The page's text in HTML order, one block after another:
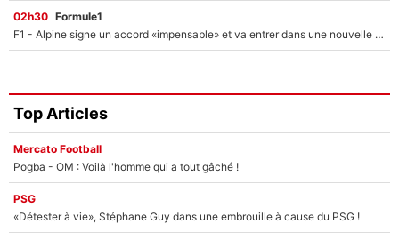
02h30 Formule1
F1 - Alpine signe un accord «impensable» et va entrer dans une nouvelle dimension : Grande nouvelle pour Pierre Gasly !
Top Articles
Mercato Football
Pogba - OM : Voilà l'homme qui a tout gâché !
PSG
«Détester à vie», Stéphane Guy dans une embrouille à cause du PSG !